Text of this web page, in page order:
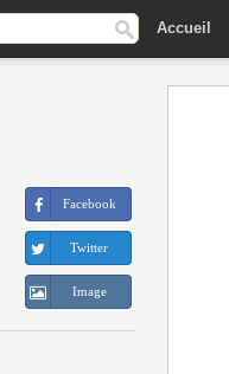
Accueil
Facebook
Twitter
Image